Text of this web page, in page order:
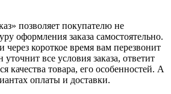
позволяет покупателю не
оформления заказа самостоятельно.
короткое время вам перезвонит
все условия заказа, ответит
качества товара, его особенностей. А
оплаты и доставки.